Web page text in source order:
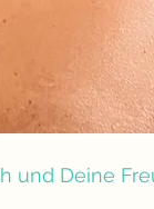
und Deine